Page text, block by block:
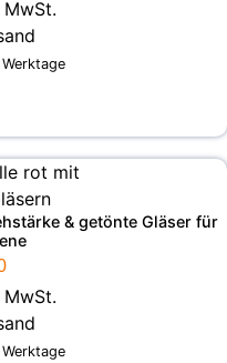
MwSt.
& getönte Gläser für
MwSt.